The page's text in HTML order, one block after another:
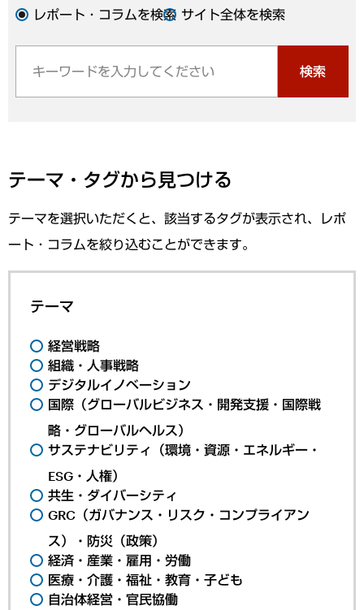
レポート・コラムを検索 サイト全体を検索
検索
テーマ・タグから見つける
テーマを選択いただくと、該当するタグが表示され、レポ
ート・コラムを絞り込むことができます。
テーマ
経営戦略
組織・人事戦略
デジタルイノベーション
国際（グローバルビジネス・開発支援・国際戦
略・グローバルヘルス）
サステナビリティ（環境・資源・エネルギー・
ESG・人権）
共生・ダイバーシティ
GRC（ガバナンス・リスク・コンプライアン
ス）・防災（政策）
経済・産業・雇用・労働
医療・介護・福祉・教育・子ども
自治体経営・官民協働